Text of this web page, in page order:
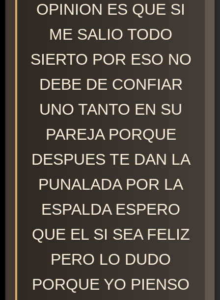
OPINION ES QUE SI
ME SALIO TODO
SIERTO POR ESO NO
DEBE DE CONFIAR
UNO TANTO EN SU
PAREJA PORQUE
DESPUES TE DAN LA
PUNALADA POR LA
ESPALDA ESPERO
QUE EL SI SEA FELIZ
PERO LO DUDO
PORQUE YO PIENSO